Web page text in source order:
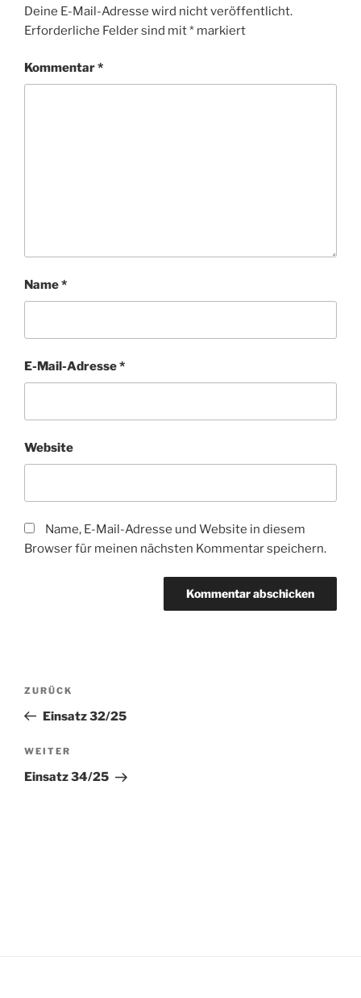
Deine E-Mail-Adresse wird nicht veröffentlicht.
Erforderliche Felder sind mit* markiert
Kommentar*
Name*
E-Mail-Adresse*
Website
Name, E-Mail-Adresse und Website in diesem
Browser für meinen nächsten Kommentar speichern.
Beitragsnavigation
Vorheriger
Beitrag
ZURÜCK
Einsatz 32/25
Nächster
Beitrag
WEITER
Einsatz 34/25